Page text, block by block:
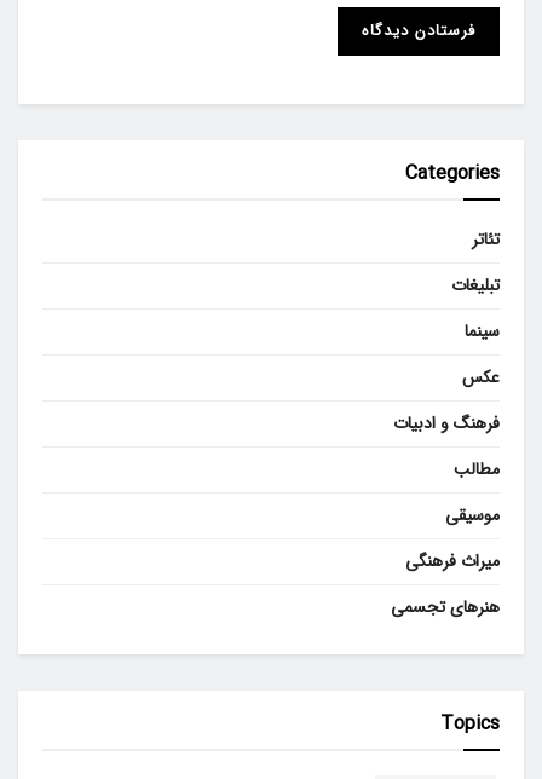
Categories
تئاتر
تبلیغات
سینما
عکس
فرهنگ و ادبیات
مطالب
موسیقی
میراث فرهنگی
هنرهای تجسمی
Topics